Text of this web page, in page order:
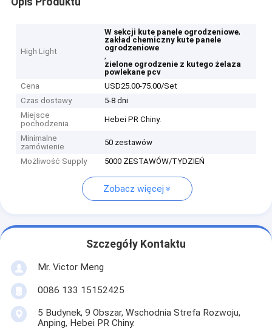
High Light
W sekcji kute panele ogrodzeniowe,
zakład chemiczny kute panele
ogrodzeniowe
,
zielone ogrodzenie z kutego żelaza
powlekane pcv
Cena
USD25.00-75.00/Set
Czas dostawy
5-8 dni
Miejsce
pochodzenia
Hebei PR Chiny.
Minimalne
zamówienie
50 zestawów
Możliwość Supply 5000 ZESTAWÓW/TYDZIEŃ
Zobacz więcej
Szczegóły Kontaktu
Mr. Victor Meng
0086 133 15152425
5 Budynek, 9 Obszar, Wschodnia Strefa Rozwoju,
Anping, Hebei PR Chiny.